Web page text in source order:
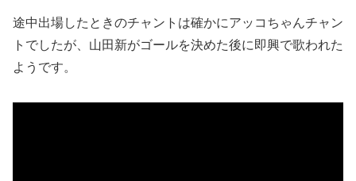
途中出場したときのチャントは確かにアッコちゃんチャン
トでしたが、山田新がゴールを決めた後に即興で歌われた
ようです。